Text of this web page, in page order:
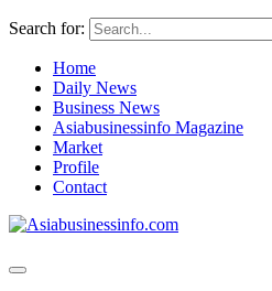
Search for:
Home
Daily News
Business News
Asiabusinessinfo Magazine
Market
Profile
Contact